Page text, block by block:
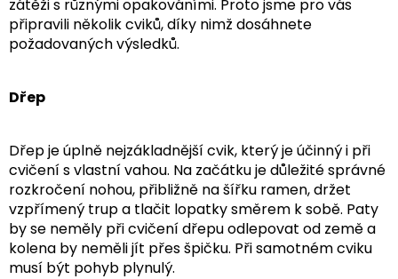
zátěži s různými opakováními. Proto jsme pro vás
připravili několik cviků, díky nimž dosáhnete
požadovaných výsledků.
Dřep
Dřep je úplně nejzákladnější cvik, který je účinný i při
cvičení s vlastní vahou. Na začátku je důležité správné
rozkročení nohou, přibližně na šířku ramen, držet
vzpřímený trup a tlačit lopatky směrem k sobě. Paty
by se neměly při cvičení dřepu odlepovat od země a
kolena by neměli jít přes špičku. Při samotném cviku
musí být pohyb plynulý.